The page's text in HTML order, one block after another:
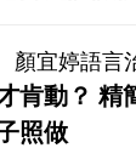
顏宜婷語言
肯動？ 精
照做